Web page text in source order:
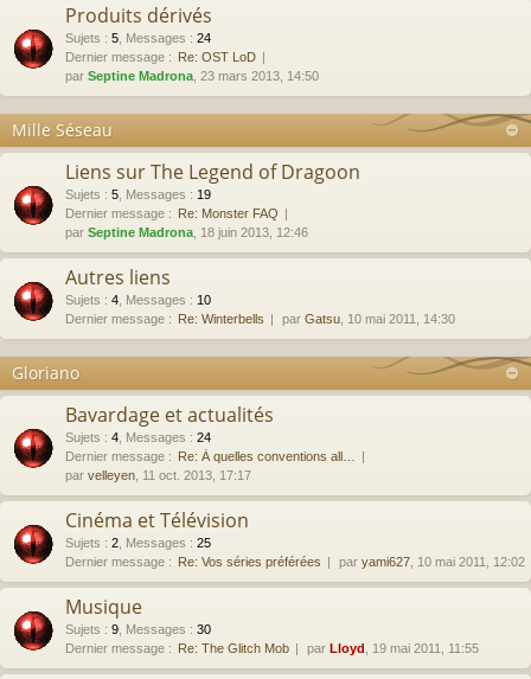
Produits dérivés
Sujets : 5 Messages : 24
Dernier message : Re: OST LoD
par Septine Madrona , 23 mars 2013, 14:50
Mille Séseau
Liens sur The Legend of Dragoon
Sujets : 5 Messages : 19
Dernier message : Re: Monster FAQ
par Septine Madrona , 18 juin 2013, 12:46
Autres liens
Sujets : 4 Messages : 10
Dernier message : Re: Winterbells par Gatsu , 10 mai 2011, 14:30
Gloriano
Bavardage et actualités
Sujets : 4 Messages : 24
Dernier message : Re: À quelles conventions all…
par velleyen , 11 oct. 2013, 17:17
Cinéma et Télévision
Sujets : 2 Messages : 25
Dernier message : Re: Vos séries préférées par yami627 , 10 mai 2011, 12:02
Musique
Sujets : 9 Messages : 30
Dernier message : Re: The Glitch Mob par Lloyd , 19 mai 2011, 11:55